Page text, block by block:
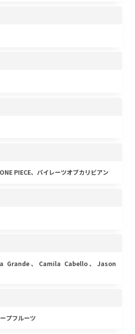
PIECE、パイレーツオブカリビアン
Grande、Camila Cabello、Jason
プフルーツ